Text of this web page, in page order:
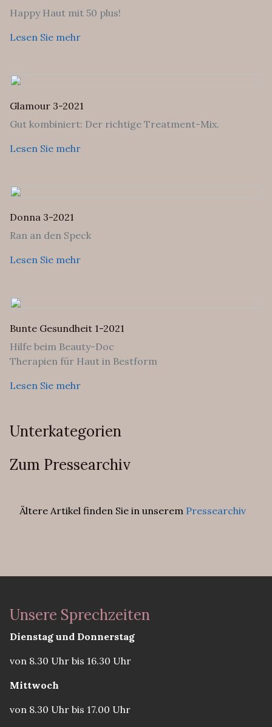
Happy Haut mit 50 plus!
Lesen Sie mehr
Glamour 3-2021
Gut kombiniert: Der richtige Treatment-Mix.
Lesen Sie mehr
Donna 3-2021
Ran an den Speck
Lesen Sie mehr
Bunte Gesundheit 1-2021
Hilfe beim Beauty-Doc
Therapien für Haut in Bestform
Lesen Sie mehr
Unterkategorien
Zum Pressearchiv
Ältere Artikel finden Sie in unserem Pressearchiv
Unsere Sprechzeiten
Dienstag und Donnerstag
von 8.30 Uhr bis 16.30 Uhr
Mittwoch
von 8.30 Uhr bis 17.00 Uhr